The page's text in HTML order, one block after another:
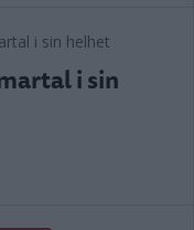
i sin